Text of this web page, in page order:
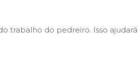
trabalho do pedreiro. Isso